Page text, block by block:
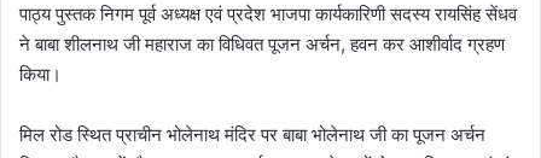
पाठ्य पुस्तक निगम पूर्व अध्यक्ष एवं प्रदेश भाजपा कार्यकारिणी सदस्य रायसिंह सेंधव
ने बाबा शीलनाथ जी महाराज का विधिवत पूजन अर्चन, हवन कर आशीर्वाद ग्रहण
किया।
मिल रोड स्थित प्राचीन भोलेनाथ मंदिर पर बाबा भोलेनाथ जी का पूजन अर्चन